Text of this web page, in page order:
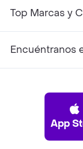
Top Marcas y
Encuéntranos
App